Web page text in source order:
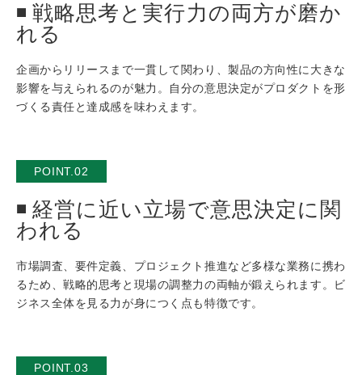
戦略思考と実行力の両方が磨か
れる
企画からリリースまで一貫して関わり、製品の方向性に大きな
影響を与えられるのが魅力。自分の意思決定がプロダクトを形
づくる責任と達成感を味わえます。
POINT.02
経営に近い立場で意思決定に関
われる
市場調査、要件定義、プロジェクト推進など多様な業務に携わ
るため、戦略的思考と現場の調整力の両軸が鍛えられます。ビ
ジネス全体を見る力が身につく点も特徴です。
POINT.03